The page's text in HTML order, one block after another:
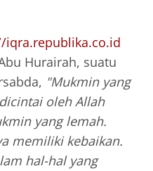
iqra.republika.co.id
Hurairah, suatu
"Mukmin yang
oleh Allah
yang lemah.
memiliki kebaikan.
hal-hal yang